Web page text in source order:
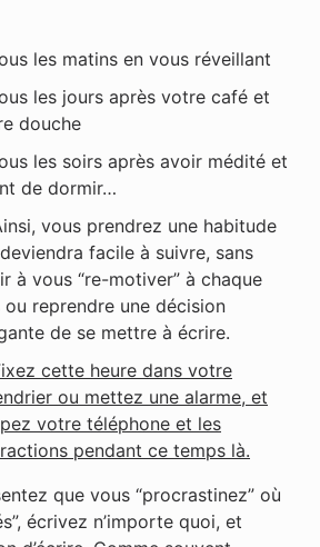
les matins en vous réveillant
les jours après votre café et
douche
les soirs après avoir médité et
de dormir…
vous prendrez une habitude
facile à suivre, sans
à vous “re-motiver” à chaque
reprendre une décision
de se mettre à écrire.
cette heure dans votre
ou mettez une alarme, et
votre téléphone et les
pendant ce temps là.
que vous “procrastinez” où
écrivez n’importe quoi, et